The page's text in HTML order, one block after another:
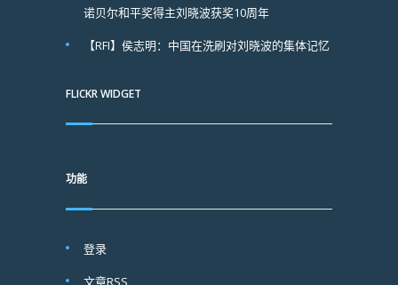
诺贝尔和平奖得主刘晓波获奖10周年
【RFI】侯志明：中国在洗刷对刘晓波的集体记忆
FLICKR WIDGET
功能
登录
文章RSS